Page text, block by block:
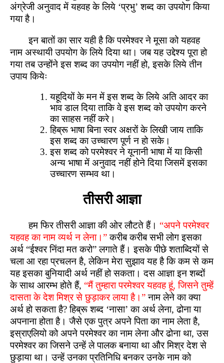
अंग्रेजी अनुवाद में यहवह के लिये ‘प्रभु’ शब्द का उपयोग किया
गया है।
इन बातों का सार यही है कि परमेश्वर ने मूसा को यहवह
नाम अस्थायी उपयोग के लिये दिया था। जब यह उद्देश्य पूरा हो
गया तब उन्होंने इस शब्द का उपयोग नहीं हो, इसके लिये तीन
उपाय कियेः
यहूदियों के मन में इस शब्द के लिये अति आदर का
भाव डाल दिया ताकि वे इस शब्द को उपयोग करने
का साहस नहीं करे।
हिब्रू भाषा बिना स्वर अक्षरों के लिखी जाय ताकि
इस शब्द का उच्चारण पूर्ण न हो सके।
इस शब्द को परमेश्वर ने यूनानी भाषा में या किसी
अन्य भाषा में अनुवाद नहीं होने दिया जिसमें इसका
उच्चारण सम्भव था।
तीसरी आज्ञा
हम फिर तीसरी आज्ञा की ओर लौटते हैं। “अपने परमेश्वर
यहवह का नाम व्यर्थ न लेना।”करीब करीब सभी लोग इसका
अर्थ “ईश्वर निंदा मत करो” लगाते हैं। इसके पीछे शताब्दियों से
चला आ रहा प्रचलन है, लेकिन मेरा सुझाव यह है कि कम से कम
यह इसका बुनियादी अर्थ नहीं हो सकता। दस आज्ञा इन शब्दों
के साथ आरम्भ होते हैं, “मैं तुम्हारा परमेश्वर यहवह हूं, जिसने तुम्हें
दासता के देश मिश्र से छुड़ाकर लाया है।”नाम लेने का क्या
अर्थ हो सकता है? हिब्रू शब्द ‘नासा’ का अर्थ लेना, ढोना या
अपनाना होता है। जैसे एक पुत्र अपने पिता का नाम लेता है,
इस्राएलियो को अपने परमेश्वर का नाम लेना और ढोना था, उस
परमेश्वर का जिसने उन्हें ले पालक बनाया था और मिश्र देश से
छुड़ाया था। उन्हें उनका प्रतिनिधि बनकर उनके नाम को